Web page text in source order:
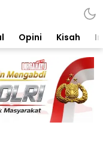
Opini Kisah